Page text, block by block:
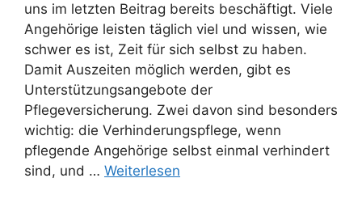
uns im letzten Beitrag bereits beschäftigt. Viele
Angehörige leisten täglich viel und wissen, wie
schwer es ist, Zeit für sich selbst zu haben.
Damit Auszeiten möglich werden, gibt es
Unterstützungsangebote der
Pflegeversicherung. Zwei davon sind besonders
wichtig: die Verhinderungspflege, wenn
pflegende Angehörige selbst einmal verhindert
sind, und … Weiterlesen